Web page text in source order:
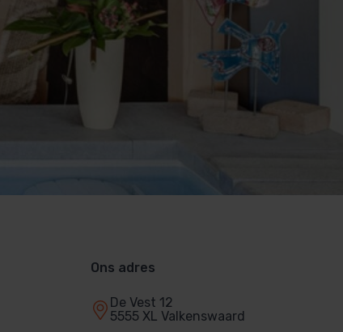
Ons adres
De Vest 12
5555 XL Valkenswaard